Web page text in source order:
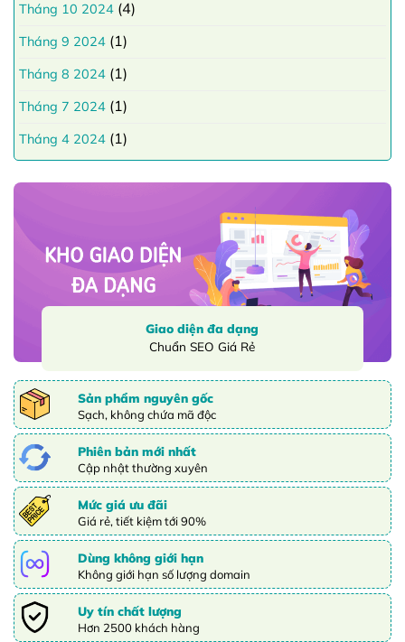
Tháng 10 2024 (4)
Tháng 9 2024 (1)
Tháng 8 2024 (1)
Tháng 7 2024 (1)
Tháng 4 2024 (1)
Giao diện đa dạng
Chuẩn SEO Giá Rẻ
Sản phẩm nguyên gốc
Sạch, không chứa mã độc
Phiên bản mới nhất
Cập nhật thường xuyên
Mức giá ưu đãi
Giá rẻ, tiết kiệm tới 90%
Dùng không giới hạn
Không giới hạn số lượng domain
Uy tín chất lượng
Hơn 2500 khách hàng